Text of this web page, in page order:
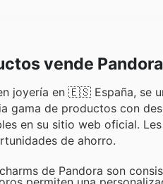
vende
joyería en 🇪🇸 España, se
gama de productos con
en su sitio web oficial.
de ahorro.
de Pandora son